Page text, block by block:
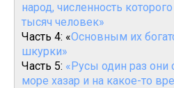
народ, численность
тысяч человек»
Часть 4: «Основным их
шкурки»
Часть 5: «Русы один раз
море хазар и на какое-то